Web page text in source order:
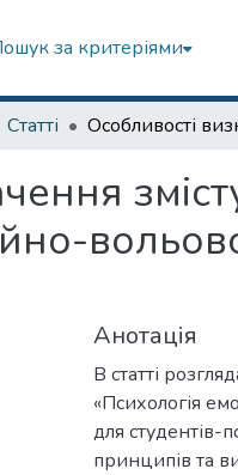
за критеріями
Статті
Анотація
В статті
«Психологія
для студентів-
принципів та